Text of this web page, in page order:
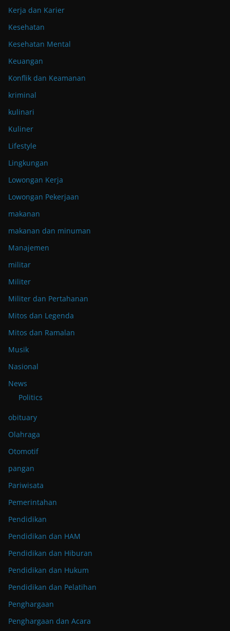
Kerja dan Karier
Kesehatan
Kesehatan Mental
Keuangan
Konflik dan Keamanan
kriminal
kulinari
Kuliner
Lifestyle
Lingkungan
Lowongan Kerja
Lowongan Pekerjaan
makanan
makanan dan minuman
Manajemen
militar
Militer
Militer dan Pertahanan
Mitos dan Legenda
Mitos dan Ramalan
Musik
Nasional
News
Politics
obituary
Olahraga
Otomotif
pangan
Pariwisata
Pemerintahan
Pendidikan
Pendidikan dan HAM
Pendidikan dan Hiburan
Pendidikan dan Hukum
Pendidikan dan Pelatihan
Penghargaan
Penghargaan dan Acara